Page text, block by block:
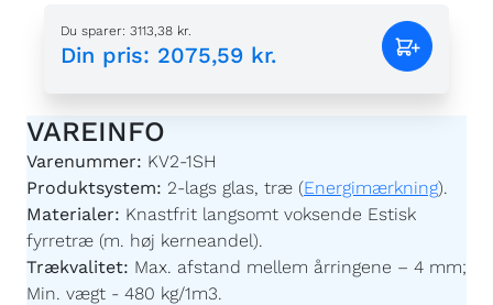
Du sparer: 3113,38 kr.
Din pris: 2075,59 kr.
VAREINFO
Varenummer: KV2-1SH
Produktsystem: 2-lags glas, træ (Energimærkning).
Materialer: Knastfrit langsomt voksende Estisk
fyrretræ (m. høj kerneandel).
Trækvalitet: Max. afstand mellem årringene – 4 mm;
Min. vægt - 480 kg/1m3.